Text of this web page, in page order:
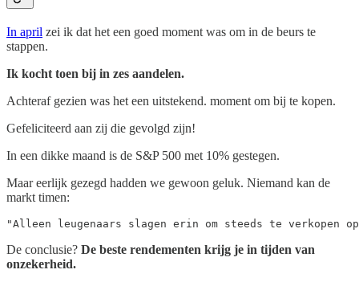
In april zei ik dat het een goed moment was om in de beurs te
stappen.
Ik kocht toen bij in zes aandelen.
Achteraf gezien was het een uitstekend. moment om bij te kopen.
Gefeliciteerd aan zij die gevolgd zijn!
In een dikke maand is de S&P 500 met 10% gestegen.
Maar eerlijk gezegd hadden we gewoon geluk. Niemand kan de
markt timen:
"Alleen leugenaars slagen erin om steeds te verkopen
De conclusie? De beste rendementen krijg je in tijden van
onzekerheid.